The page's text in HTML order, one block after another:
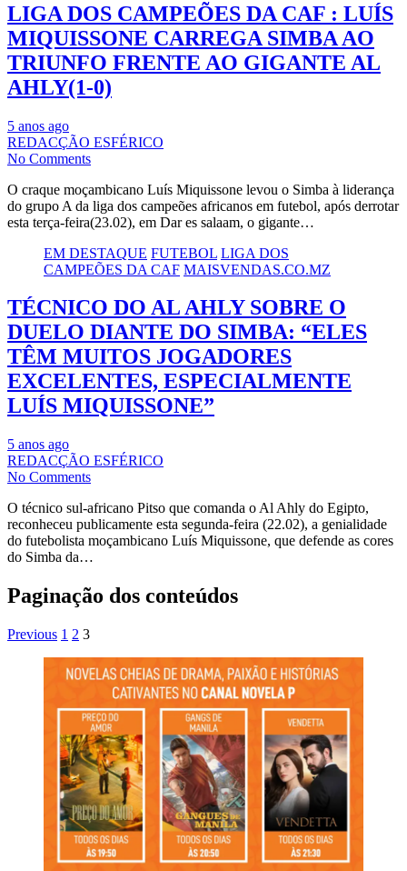
LIGA DOS CAMPEÕES DA CAF : LUÍS
MIQUISSONE CARREGA SIMBA AO
TRIUNFO FRENTE AO GIGANTE AL
AHLY(1-0)
5 anos ago
REDACÇÃO ESFÉRICO
No Comments
O craque moçambicano Luís Miquissone levou o Simba à liderança
do grupo A da liga dos campeões africanos em futebol, após derrotar
esta terça-feira(23.02), em Dar es salaam, o gigante…
EM DESTAQUE FUTEBOL LIGA DOS
CAMPEÕES DA CAF MAISVENDAS.CO.MZ
TÉCNICO DO AL AHLY SOBRE O
DUELO DIANTE DO SIMBA: “ELES
TÊM MUITOS JOGADORES
EXCELENTES, ESPECIALMENTE
LUÍS MIQUISSONE”
5 anos ago
REDACÇÃO ESFÉRICO
No Comments
O técnico sul-africano Pitso que comanda o Al Ahly do Egipto,
reconheceu publicamente esta segunda-feira (22.02), a genialidade
do futebolista moçambicano Luís Miquissone, que defende as cores
do Simba da…
Paginação dos conteúdos
Previous 1 2 3